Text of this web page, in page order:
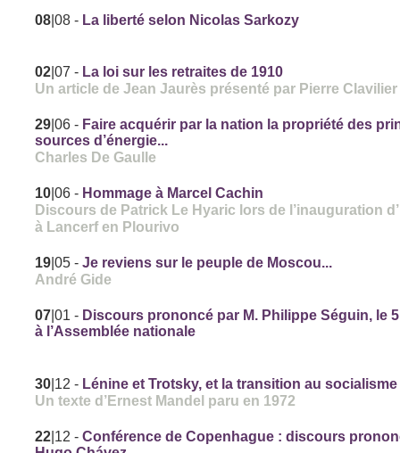
08 |08 - La liberté selon Nicolas Sarkozy
02 |07 - La loi sur les retraites de 1910
Un article de Jean Jaurès présenté par Pierre Clavilier
29 |06 - Faire acquérir par la nation la propriété des
sources d’énergie...
Charles De Gaulle
10 |06 - Hommage à Marcel Cachin
Discours de Patrick Le Hyaric lors de l’inauguration
à Lancerf en Plourivo
19 |05 -Je reviens sur le peuple de Moscou...
André Gide
07 |01 - Discours prononcé par M. Philippe Séguin, le
à l’Assemblée nationale
30 |12 - Lénine et Trotsky, et la transition au socialisme
Un texte d’Ernest Mandel paru en 1972
22 |12 -Conférence de Copenhague : discours